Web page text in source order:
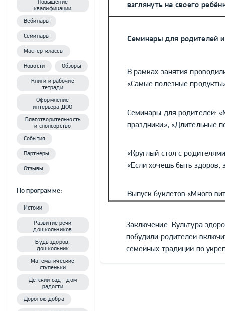
Повышение
квалификации
Вебинары
Семинары
Мастер-классы
Новости Обзоры
Книги и рабочие
тетради
Оформление
интерьера ДОО
Благотворительность
и спонсорство
События
Партнеры
Отзывы
По программе:
Истоки
Развитие речи
дошкольников
Будь здоров,
дошкольник
Математические
ступеньки
Детский сад - дом
радости
Дорогою добра
взглянуть на своего
Семинары для родителей
В рамках занятия
«Самые полезные
Семинары для родителей:
праздники», «Длительные
«Круглый стол с
«Если хочешь быть здоров,
Выпуск буклетов «Много
Заключение. Культура
побудили родителей
семейных традиций по